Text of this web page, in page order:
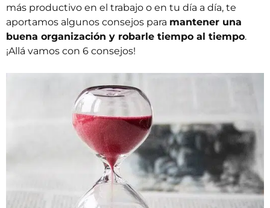
más productivo en el trabajo o en tu día a día, te
aportamos algunos consejos para mantener una
buena organización y robarle tiempo al tiempo.
¡Allá vamos con 6 consejos!